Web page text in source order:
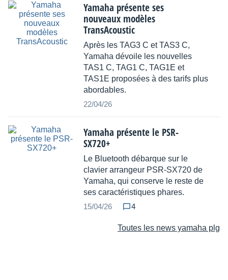
Yamaha présente ses
nouveaux modèles
TransAcoustic
Après les TAG3 C et TAS3 C,
Yamaha dévoile les nouvelles
TAS1 C, TAG1 C, TAG1E et
TAS1E proposées à des tarifs plus
abordables.
22/04/26
Yamaha présente le PSR-
SX720+
Le Bluetooth débarque sur le
clavier arrangeur PSR-SX720 de
Yamaha, qui conserve le reste de
ses caractéristiques phares.
15/04/26
4
Toutes les news yamaha plg